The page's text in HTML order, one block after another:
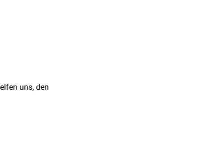
treten folgende
die
uns, den